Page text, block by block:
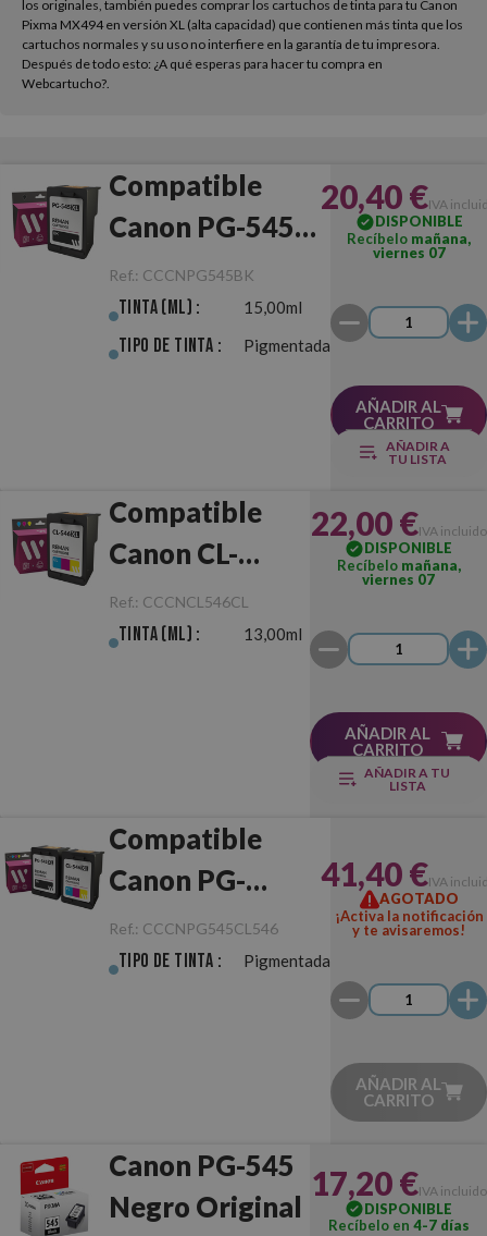
los originales, también puedes comprar los cartuchos de tinta para tu Canon
Pixma MX494 en versión XL (alta capacidad) que contienen más tinta que los
cartuchos normales y su uso no interfiere en la garantía de tu impresora.
Después de todo esto: ¿A qué esperas para hacer tu compra en
Webcartucho?.
Compatible
Canon PG-545XL
Negro
Ref.: CCCNPG545BK
Tinta (ml) : 15,00ml
Tipo de Tinta : Pigmentada
20,40 €IVA
DISPONIBLE
Recíbelo mañana,
viernes 07
AÑADIR AL
CARRITO
AÑADIR A
TU LISTA
Compatible
Canon CL-
546XL Color
Ref.: CCCNCL546CL
Tinta (ml) : 13,00ml
22,00 €IVA incluido
DISPONIBLE
Recíbelo mañana,
viernes 07
AÑADIR AL
CARRITO
AÑADIR A TU
LISTA
Compatible
Canon PG-
545XL/CL-546XL
Negro/Color
Ref.: CCCNPG545CL546
Tipo de Tinta : Pigmentada
41,40 €IVA
AGOTADO
¡Activa la notificación
y te avisaremos!
AÑADIR AL
CARRITO
Canon PG-545
Negro Original
17,20 €IVA incluido
DISPONIBLE
Recíbelo en 4-7 días